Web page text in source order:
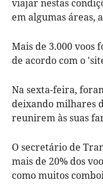
viajar nestas
em algumas áreas,
Mais de 3.000 voos
de acordo com o
Na sexta-feira,
deixando milhares
reunirem às suas
O secretário de
mais de 20% dos
como muitos